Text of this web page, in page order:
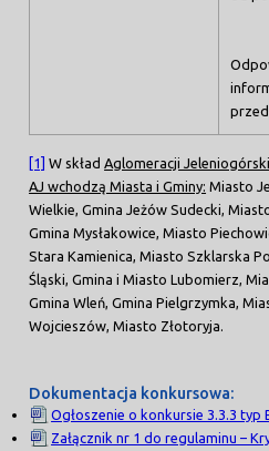
[1] W skład Aglomeracji
AJ wchodzą Miasta i Gminy: Miasto
Wielkie, Gmina Jeżów Sudecki,
Gmina Mysłakowice, Miasto
Stara Kamienica, Miasto Szklarska
Śląski, Gmina i Miasto Lubomierz,
Gmina Wleń, Gmina Pielgrzymka,
Wojcieszów, Miasto Złotoryja.
Dokumentacja konkursowa:
Ogłoszenie o konkursie 3.3.3 typ
Załącznik nr 1 do regulaminu –